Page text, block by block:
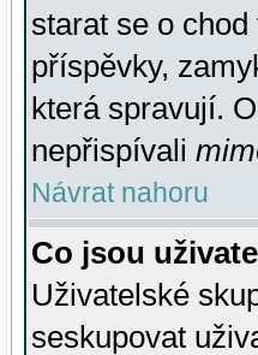
starat se o
příspěvky,
která spravují.
nepřispívali
Návrat nahoru
Co jsou
Uživatelské
seskupovat